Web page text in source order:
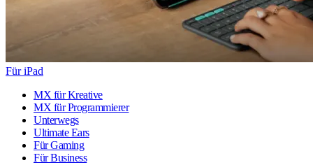
Für iPad
MX für Kreative
MX für Programmierer
Unterwegs
Ultimate Ears
Für Gaming
Für Business